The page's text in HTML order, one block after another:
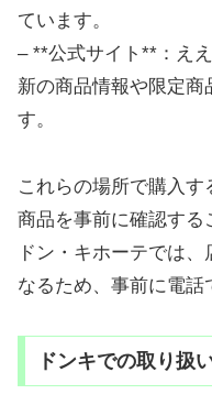
ています。
– **公式サイト**：え
新の商品情報や限定
す。
これらの場所で購入
商品を事前に確認する
ドン・キホーテでは
なるため、事前に電話
ドンキでの取り扱